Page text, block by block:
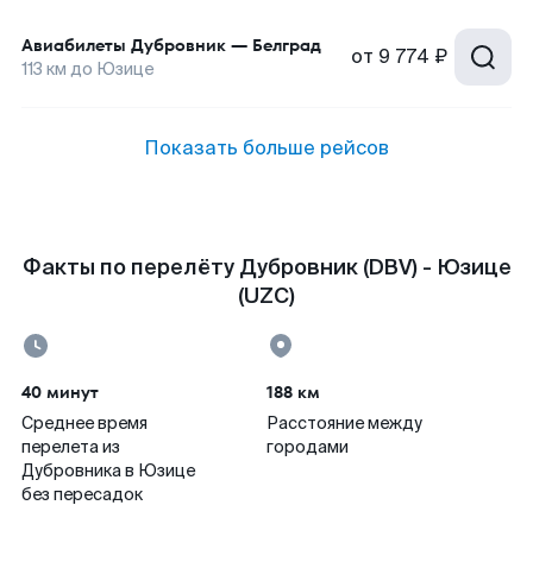
Авиабилеты Дубровник — Белград
113 км до Юзице от 9 774 ₽
Показать больше рейсов
Факты по перелёту Дубровник (DBV) - Юзице
(UZC)
40 минут
Среднее время
перелета из
Дубровника в Юзице
без пересадок
188 км
Расстояние между
городами